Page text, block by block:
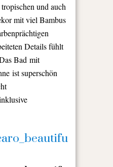
und auch
mit viel Bambus
Details fühlt
Bad mit
ist superschön